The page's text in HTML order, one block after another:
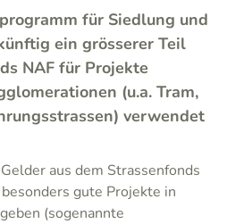
für Siedlung und
ein grösserer Teil
NAF für Projekte
(u.a. Tram,
verwendet
aus dem Strassenfonds
gute Projekte in
(sogenannte